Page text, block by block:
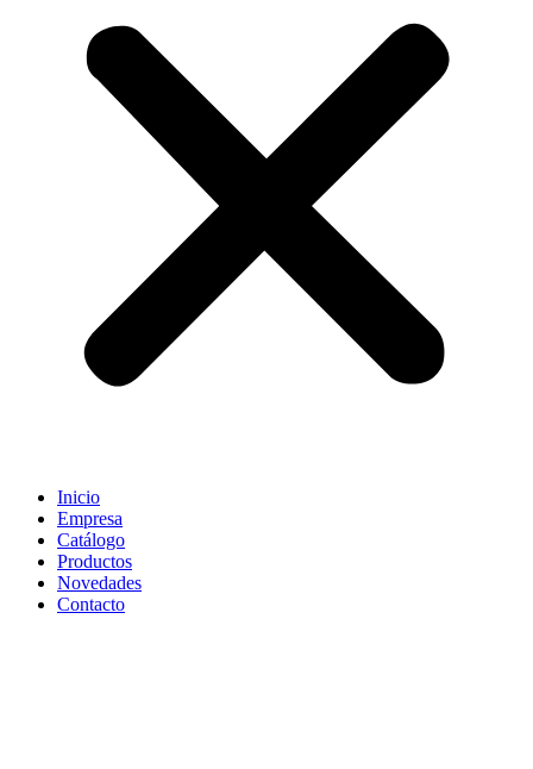
Inicio
Empresa
Catálogo
Productos
Novedades
Contacto